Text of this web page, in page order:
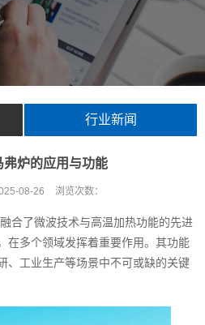
行业新闻
弗炉的应用与功能
08-26 浏览次数：
合了微波技术与高温加热功能的先进
在多个领域发挥着重要作用。其功能
、工业生产等场景中不可或缺的关键